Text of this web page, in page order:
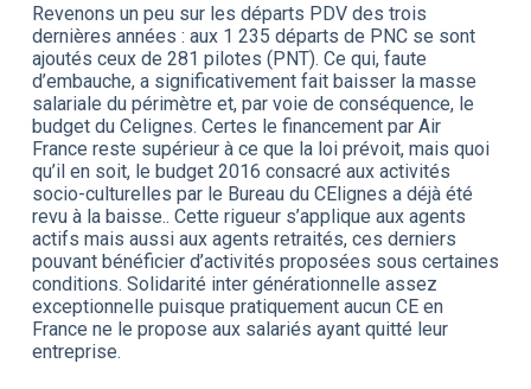
Revenons un peu sur les départs PDV des trois
dernières années : aux 1 235 départs de PNC se sont
ajoutés ceux de 281 pilotes (PNT). Ce qui, faute
d’embauche, a significativement fait baisser la masse
salariale du périmètre et, par voie de conséquence, le
budget du Celignes. Certes le financement par Air
France reste supérieur à ce que la loi prévoit, mais quoi
qu’il en soit, le budget 2016 consacré aux activités
socio-culturelles par le Bureau du CElignes a déjà été
revu à la baisse.. Cette rigueur s’applique aux agents
actifs mais aussi aux agents retraités, ces derniers
pouvant bénéficier d’activités proposées sous certaines
conditions. Solidarité inter générationnelle assez
exceptionnelle puisque pratiquement aucun CE en
France ne le propose aux salariés ayant quitté leur
entreprise.